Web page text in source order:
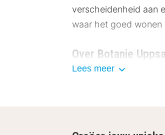
verscheidenheid aan
waar het goed wonen
Over Botanie
Alle kamers van
Lees meer